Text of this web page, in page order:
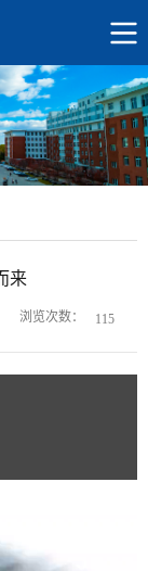
来
浏览次数： 115